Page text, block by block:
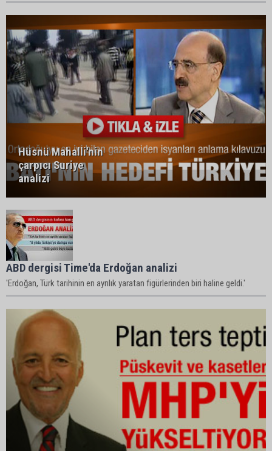
Hüsnü Mahalli'nin
çarpıcı Suriye
analizi
ABD dergisi Time'da Erdoğan analizi
'Erdoğan, Türk tarihinin en ayrılık yaratan figürlerinden biri haline geldi.'